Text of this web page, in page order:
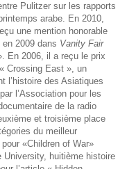
Pulitzer sur les rapports
arabe. En 2010,
une mention honorable
2009 dans Vanity Fair
En 2006, il a reçu le prix
Crossing East », un
l’histoire des Asiatiques
l’Association pour les
de la radio
et troisième place
du meilleur
«Children of War»
University, huitième histoire